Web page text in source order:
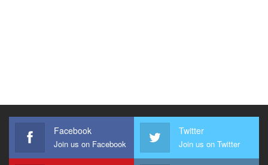
Facebook
Join us on Facebook
Twitter
Join us on Twitter